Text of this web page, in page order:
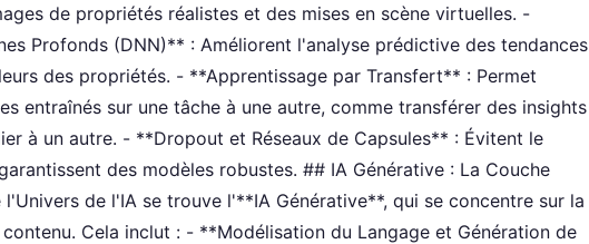
de propriétés réalistes et des mises en scène virtuelles. -
Profonds (DNN)** : Améliorent l'analyse prédictive des tendances
des propriétés. - **Apprentissage par Transfert** : Permet
entraînés sur une tâche à une autre, comme transférer des insights
à un autre. - **Dropout et Réseaux de Capsules** : Évitent le
des modèles robustes. ## IA Générative : La Couche
de l'IA se trouve l'**IA Générative**, qui se concentre sur la
Cela inclut : - **Modélisation du Langage et Génération de